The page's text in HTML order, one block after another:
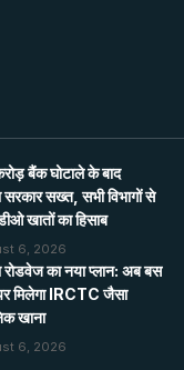
बैंक घोटाले के बाद
सरकार सख्त, सभी विभागों से
खातों का हिसाब
6, 2026
रोडवेज का नया प्लान: अब बस
मिलेगा IRCTC जैसा
खाना
6, 2026